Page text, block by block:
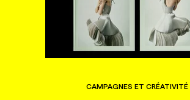
CAMPAGNES ET CRÉATIVITÉ